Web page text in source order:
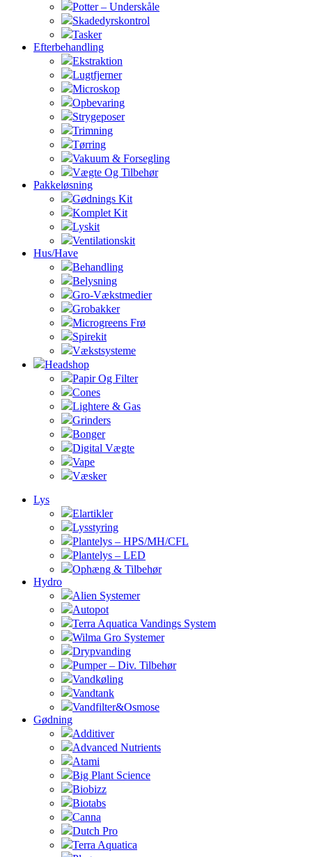
Potter – Underskåle
Skadedyrskontrol
Tasker
Efterbehandling
Ekstraktion
Lugtfjerner
Microskop
Opbevaring
Strygeposer
Trimning
Tørring
Vakuum & Forsegling
Vægte Og Tilbehør
Pakkeløsning
Gødnings Kit
Komplet Kit
Lyskit
Ventilationskit
Hus/Have
Behandling
Belysning
Gro-Vækstmedier
Grobakker
Microgreens Frø
Spirekit
Vækstsysteme
Headshop
Papir Og Filter
Cones
Lightere & Gas
Grinders
Bonger
Digital Vægte
Vape
Væsker
Lys
Elartikler
Lysstyring
Plantelys – HPS/MH/CFL
Plantelys – LED
Ophæng & Tilbehør
Hydro
Alien Systemer
Autopot
Terra Aquatica Vandings System
Wilma Gro Systemer
Drypvanding
Pumper – Div. Tilbehør
Vandkøling
Vandtank
Vandfilter&Osmose
Gødning
Additiver
Advanced Nutrients
Atami
Big Plant Science
Biobizz
Biotabs
Canna
Dutch Pro
Terra Aquatica